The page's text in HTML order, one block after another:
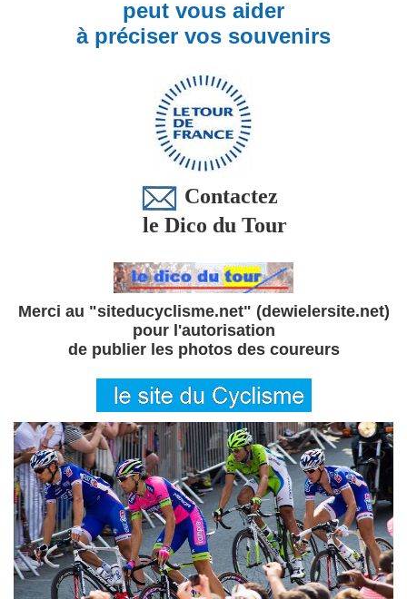
peut vous aider
à préciser vos souvenirs
Contactez
le Dico du Tour
Merci au "siteducyclisme.net" (dewielersite.net)
pour l'autorisation
de publier les photos des coureurs